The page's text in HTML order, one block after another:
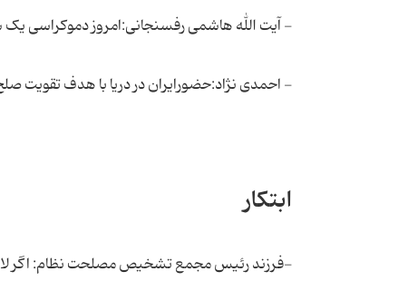
- آیت الله هاشمی رفسنجانی:امروز دموکراسی
- احمدی نژاد:حضورایران در دریا با هدف تقویت
ابتکار
-فرزند رئیس مجمع تشخیص مصلحت نظام: اگر